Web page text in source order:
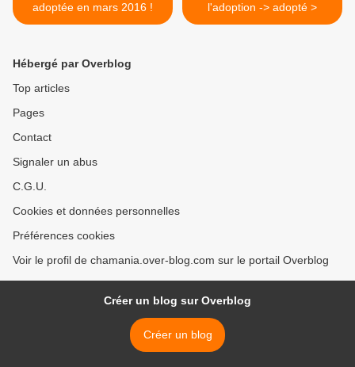
adoptée en mars 2016 !
l'adoption -> adopté >
Hébergé par Overblog
Top articles
Pages
Contact
Signaler un abus
C.G.U.
Cookies et données personnelles
Préférences cookies
Voir le profil de chamania.over-blog.com sur le portail Overblog
Créer un blog sur Overblog
Créer un blog